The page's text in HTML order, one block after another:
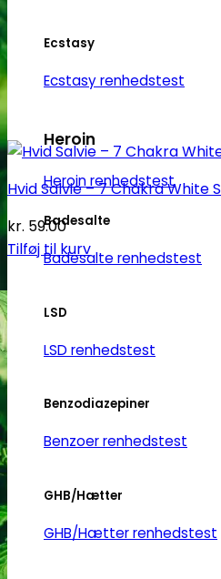
Ecstasy
Ecstasy renhedstest
Heroin
Heroin renhedstest
Badesalte
Badesalte renhedstest
LSD
LSD renhedstest
Benzodiazepiner
Benzoer renhedstest
GHB/Hætter
GHB/Hætter renhedstest
Hvid Salvie – 7 Chakra White
kr. 59.00
Tilføj til kurv